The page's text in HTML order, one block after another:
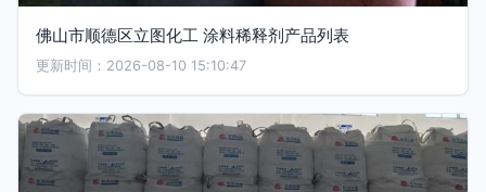
佛山市顺德区立图化工 涂料稀释剂产品列表
更新时间：2026-08-10 15:10:47